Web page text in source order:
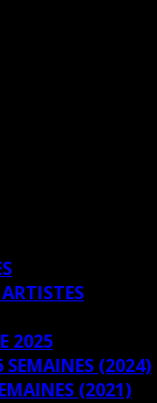
2025
SEMAINES (2024)
(2021)